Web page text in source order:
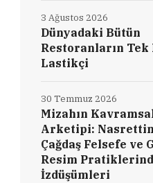
Dünyadaki Bütün
Restoranların Tek
Lastikçi
3 Ağustos 2026
Mizahın
Arketipi:
Çağdaş Felsefe ve
Resim
İzdüşümleri
30 Temmuz 2026